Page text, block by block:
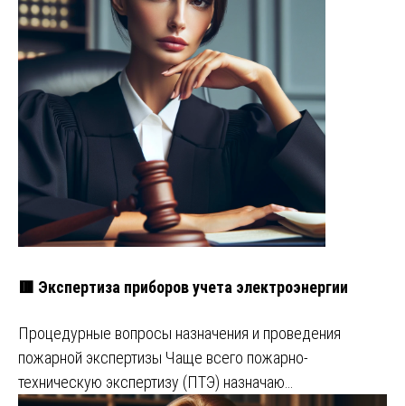
🟥 Экспертиза приборов учета электроэнергии
Процедурные вопросы назначения и проведения
пожарной экспертизы Чаще всего пожарно-
техническую экспертизу (ПТЭ) назначаю…